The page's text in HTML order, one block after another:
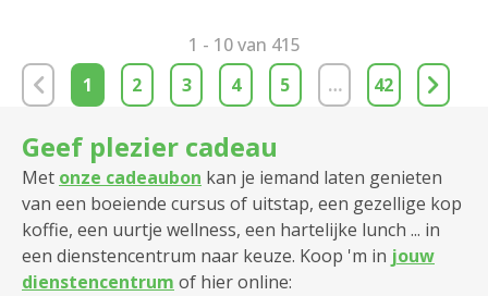
1 - 10 van 415
1
2 3 4 5 … 42
Geef plezier cadeau
Met onze cadeaubon kan je iemand laten genieten
van een boeiende cursus of uitstap, een gezellige kop
koffie, een uurtje wellness, een hartelijke lunch ... in
een dienstencentrum naar keuze. Koop 'm in jouw
dienstencentrum of hier online: